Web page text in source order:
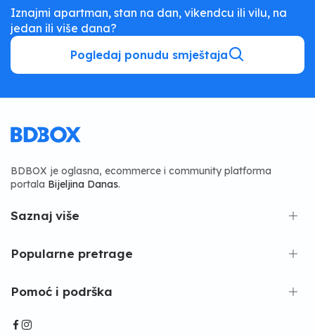
Iznajmi apartman, stan na dan, vikendcu ili vilu, na
jedan ili više dana?
Pogledaj ponudu smještaja
BDBOX je oglasna, ecommerce i community platforma
portala Bijeljina Danas.
Saznaj više
Popularne pretrage
Pomoć i podrška